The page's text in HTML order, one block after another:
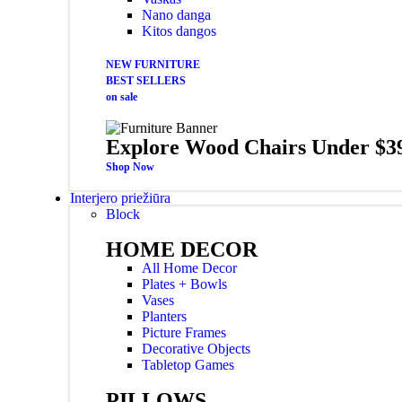
Nano danga
Kitos dangos
NEW FURNITURE
BEST SELLERS
on sale
Explore Wood Chairs Under
Shop Now
Interjero priežiūra
Block
HOME DECOR
All Home Decor
Plates + Bowls
Vases
Planters
Picture Frames
Decorative Objects
Tabletop Games